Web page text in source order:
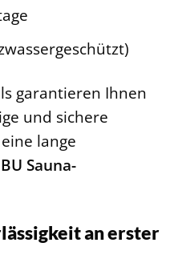
garantieren Ihnen
und sichere
lange
Sauna-
an erster